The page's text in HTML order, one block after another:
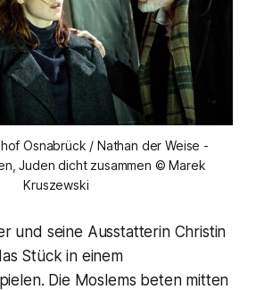
Osnabrück / Nathan der Weise -
Juden dicht zusammen © Marek
Kruszewski
und seine Ausstatterin Christin
Stück in einem
Die Moslems beten mitten